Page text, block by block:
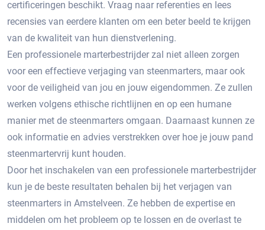
certificeringen beschikt.​ Vraag naar referenties en lees
recensies van eerdere klanten om een beter beeld te krijgen
van de kwaliteit van hun dienstverlening.​
Een professionele marterbestrijder zal niet alleen zorgen
voor een effectieve verjaging van steenmarters, maar ook
voor de veiligheid van jou en jouw eigendommen.​ Ze zullen
werken volgens ethische richtlijnen en op een humane
manier met de steenmarters omgaan.​ Daarnaast kunnen ze
ook informatie en advies verstrekken over hoe je jouw pand
steenmartervrij kunt houden.​
Door het inschakelen van een professionele marterbestrijder
kun je de beste resultaten behalen bij het verjagen van
steenmarters in Amstelveen.​ Ze hebben de expertise en
middelen om het probleem op te lossen en de overlast te